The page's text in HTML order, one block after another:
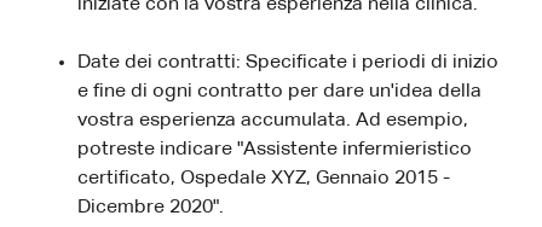
iniziate con la vostra esperienza nella clinica.
Date dei contratti: Specificate i periodi di inizio
e fine di ogni contratto per dare un'idea della
vostra esperienza accumulata. Ad esempio,
potreste indicare "Assistente infermieristico
certificato, Ospedale XYZ, Gennaio 2015 -
Dicembre 2020".